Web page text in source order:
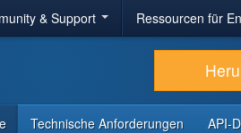
& Support Ressourcen für
Technische Anforderungen API-